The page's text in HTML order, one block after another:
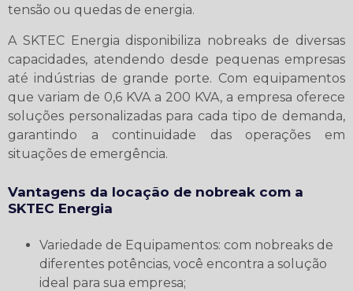
tensão ou quedas de energia.
A SKTEC Energia disponibiliza nobreaks de diversas
capacidades, atendendo desde pequenas empresas
até indústrias de grande porte. Com equipamentos
que variam de 0,6 KVA a 200 KVA, a empresa oferece
soluções personalizadas para cada tipo de demanda,
garantindo a continuidade das operações em
situações de emergência.
Vantagens da locação de nobreak com a
SKTEC Energia
Variedade de Equipamentos: com nobreaks de
diferentes potências, você encontra a solução
ideal para sua empresa;